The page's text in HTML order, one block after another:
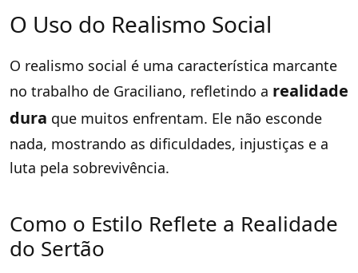
O Uso do Realismo Social
O realismo social é uma característica marcante
no trabalho de Graciliano, refletindo a realidade
dura que muitos enfrentam. Ele não esconde
nada, mostrando as dificuldades, injustiças e a
luta pela sobrevivência.
Como o Estilo Reflete a Realidade
do Sertão